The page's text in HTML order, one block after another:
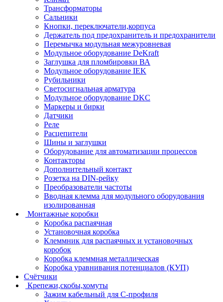
Трансформаторы
Сальники
Кнопки, переключатели,корпуса
Держатель под предохранитель и предохранители
Перемычка модульная межуровневая
Модульное оборудование DeKraft
Заглушка для пломбировки ВА
Модульное оборудование IEK
Рубильники
Светосигнальная арматура
Модульное оборудование DKC
Маркеры и бирки
Датчики
Реле
Расцепители
Шины и заглушки
Оборудование для автоматизации процессов
Контакторы
Дополнительный контакт
Розетка на DIN-рейку
Преобразователи частоты
Вводная клемма для модульного оборудования
изолированная
Монтажные коробки
Коробка распаячная
Установочная коробка
Клеммник для распаячных и установочных
коробок
Коробка клеммная металлическая
Коробка уравнивания потенциалов (КУП)
Счётчики
Крепежи,скобы,хомуты
Зажим кабельный для С-профиля